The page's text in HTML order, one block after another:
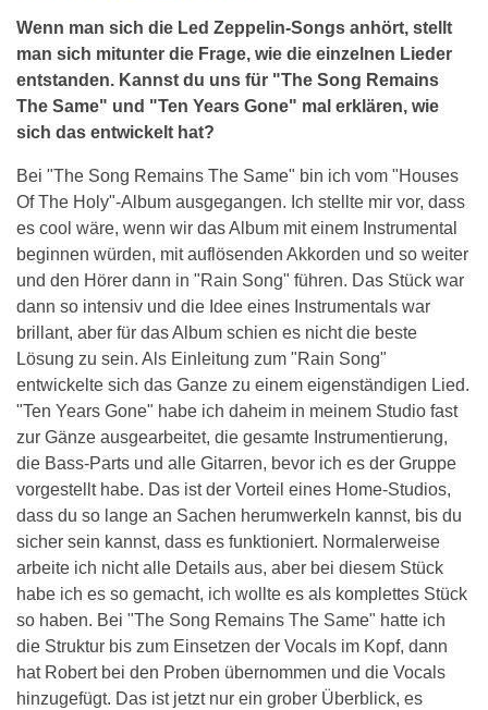
Wenn man sich die Led Zeppelin-Songs anhört, stellt
man sich mitunter die Frage, wie die einzelnen Lieder
entstanden. Kannst du uns für "The Song Remains
The Same" und "Ten Years Gone" mal erklären, wie
sich das entwickelt hat?
Bei "The Song Remains The Same" bin ich vom "Houses
Of The Holy"-Album ausgegangen. Ich stellte mir vor, dass
es cool wäre, wenn wir das Album mit einem Instrumental
beginnen würden, mit auflösenden Akkorden und so weiter
und den Hörer dann in "Rain Song" führen. Das Stück war
dann so intensiv und die Idee eines Instrumentals war
brillant, aber für das Album schien es nicht die beste
Lösung zu sein. Als Einleitung zum "Rain Song"
entwickelte sich das Ganze zu einem eigenständigen Lied.
"Ten Years Gone" habe ich daheim in meinem Studio fast
zur Gänze ausgearbeitet, die gesamte Instrumentierung,
die Bass-Parts und alle Gitarren, bevor ich es der Gruppe
vorgestellt habe. Das ist der Vorteil eines Home-Studios,
dass du so lange an Sachen herumwerkeln kannst, bis du
sicher sein kannst, dass es funktioniert. Normalerweise
arbeite ich nicht alle Details aus, aber bei diesem Stück
habe ich es so gemacht, ich wollte es als komplettes Stück
so haben. Bei "The Song Remains The Same" hatte ich
die Struktur bis zum Einsetzen der Vocals im Kopf, dann
hat Robert bei den Proben übernommen und die Vocals
hinzugefügt. Das ist jetzt nur ein grober Überblick, es